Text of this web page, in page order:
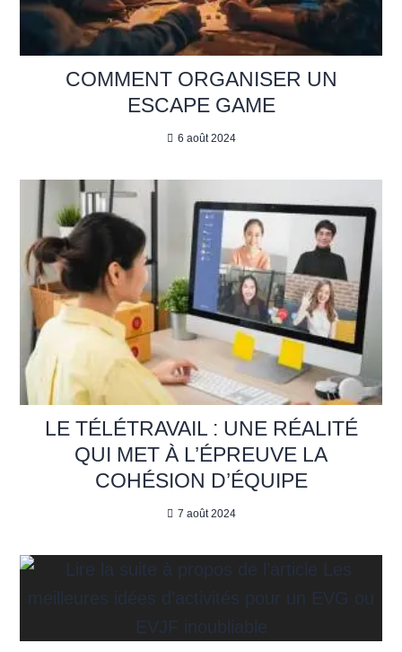
COMMENT ORGANISER UN
ESCAPE GAME
6 août 2024
LE TÉLÉTRAVAIL : UNE RÉALITÉ
QUI MET À L’ÉPREUVE LA
COHÉSION D’ÉQUIPE
7 août 2024